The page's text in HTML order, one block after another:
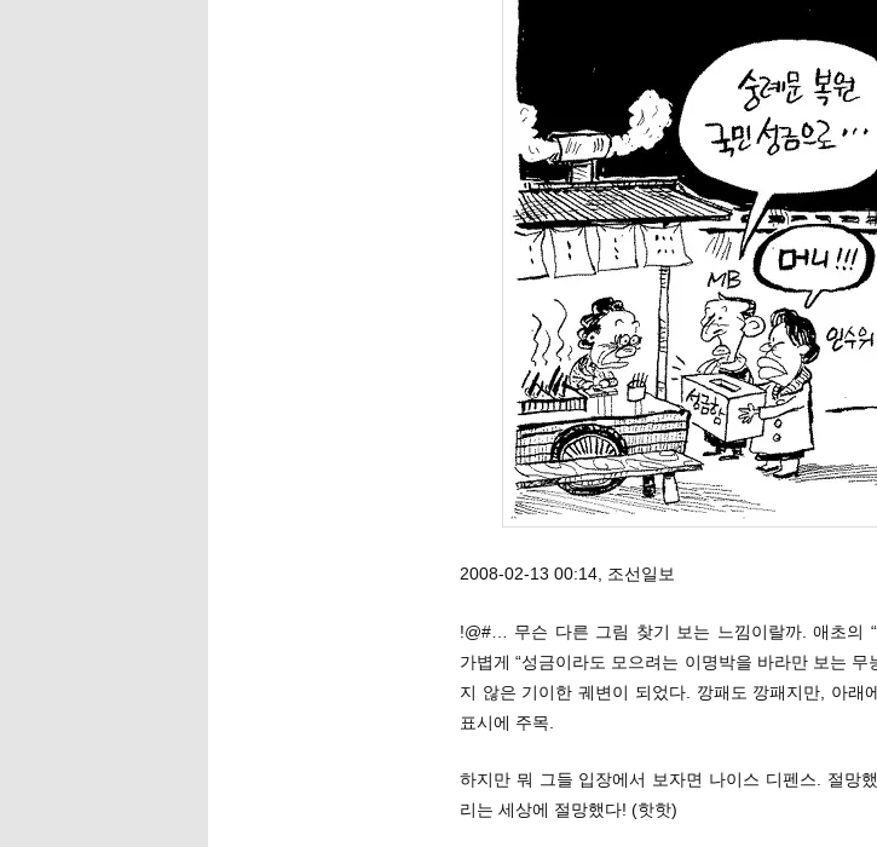
2008-02-13 00:14, 조선일보
!@#… 무슨 다른 그림 찾기 보는 느낌이랄까. 애초의
가볍게 “성금이라도 모으려는 이명박을 바라만 보는
지 않은 기이한 궤변이 되었다. 깡패도 깡패지만, 아래
표시에 주목.
하지만 뭐 그들 입장에서 보자면 나이스 디펜스. 절망
리는 세상에 절망했다! (핫핫)